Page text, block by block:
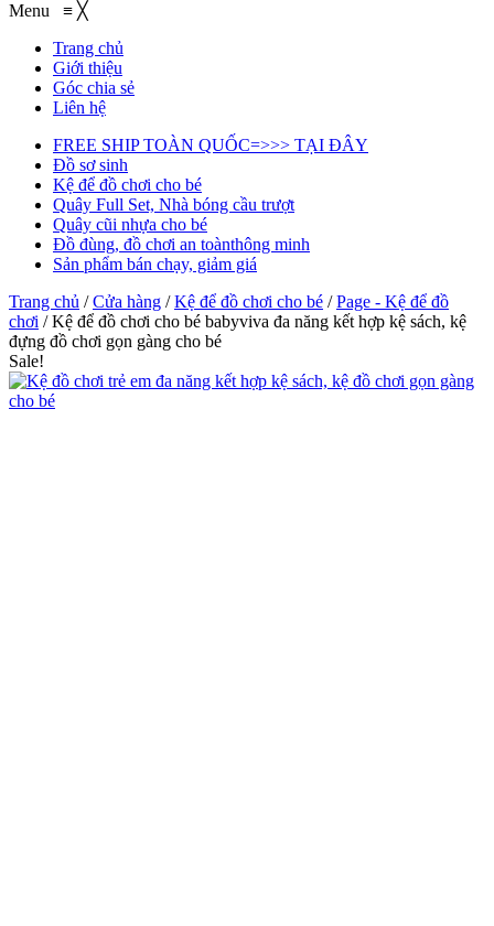
Menu ≡ ╳
Trang chủ
Giới thiệu
Góc chia sẻ
Liên hệ
FREE SHIP TOÀN QUỐC=>>> TẠI ĐÂY
Đồ sơ sinh
Kệ để đồ chơi cho bé
Quây Full Set, Nhà bóng cầu trượt
Quây cũi nhựa cho bé
Đồ đùng, đồ chơi an toànthông minh
Sản phẩm bán chạy, giảm giá
Trang chủ /Cửa hàng /Kệ để đồ chơi cho bé /Page - Kệ để đồ
chơi / Kệ để đồ chơi cho bé babyviva đa năng kết hợp kệ sách, kệ
đựng đồ chơi gọn gàng cho bé
Sale!